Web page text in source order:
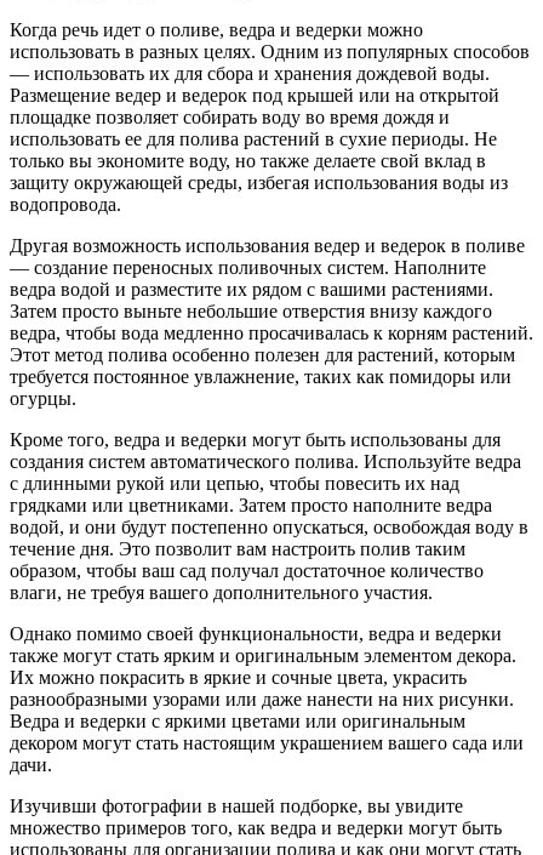
Когда речь идет о поливе, ведра и ведерки можно
использовать в разных целях. Одним из популярных способов
— использовать их для сбора и хранения дождевой воды.
Размещение ведер и ведерок под крышей или на открытой
площадке позволяет собирать воду во время дождя и
использовать ее для полива растений в сухие периоды. Не
только вы экономите воду, но также делаете свой вклад в
защиту окружающей среды, избегая использования воды из
водопровода.
Другая возможность использования ведер и ведерок в поливе
— создание переносных поливочных систем. Наполните
ведра водой и разместите их рядом с вашими растениями.
Затем просто выньте небольшие отверстия внизу каждого
ведра, чтобы вода медленно просачивалась к корням растений.
Этот метод полива особенно полезен для растений, которым
требуется постоянное увлажнение, таких как помидоры или
огурцы.
Кроме того, ведра и ведерки могут быть использованы для
создания систем автоматического полива. Используйте ведра
с длинными рукой или цепью, чтобы повесить их над
грядками или цветниками. Затем просто наполните ведра
водой, и они будут постепенно опускаться, освобождая воду в
течение дня. Это позволит вам настроить полив таким
образом, чтобы ваш сад получал достаточное количество
влаги, не требуя вашего дополнительного участия.
Однако помимо своей функциональности, ведра и ведерки
также могут стать ярким и оригинальным элементом декора.
Их можно покрасить в яркие и сочные цвета, украсить
разнообразными узорами или даже нанести на них рисунки.
Ведра и ведерки с яркими цветами или оригинальным
декором могут стать настоящим украшением вашего сада или
дачи.
Изучивши фотографии в нашей подборке, вы увидите
множество примеров того, как ведра и ведерки могут быть
использованы для организации полива и как они могут стать